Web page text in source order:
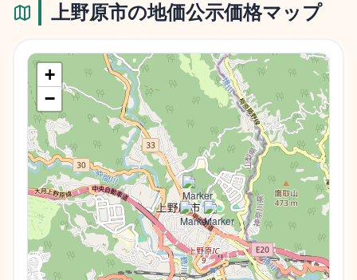
上野原市の地価公示価格マップ
+
−